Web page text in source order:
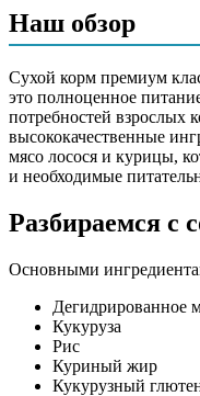
жир куриный, глютен
дегидратированная
топинамбур, клюква,
Шидигера, экстракт
Аналитический
белок 32%, жир 14%,
фруктоолигосахариды),
розмарина
Пищевая ценность
Наш обзор
Сухой корм премиум
это полноценное
потребностей взрослых
высококачественные
мясо лосося и курицы,
и необходимые
Разбираемся с
Основными
Дегидрированное
Кукуруза
Рис
Куриный жир
Кукурузный